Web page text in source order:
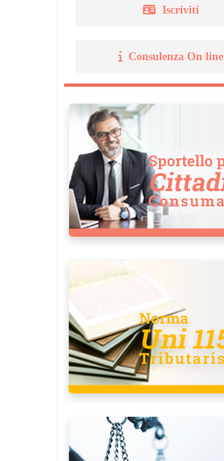
Iscriviti
Consulenza On line